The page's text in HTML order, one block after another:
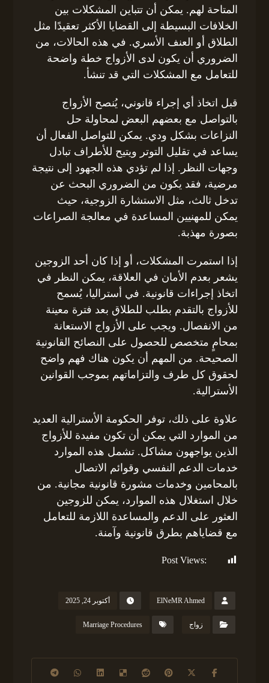
المتاحة لهم. يمكن أن تتباين المشكلات بين
الخلافات البسيطة إلى القضايا الأكثر تعقيدًا مثل
الطلاق أو العنف الأسري. في هذه الحالات، من
الضروري أن يكون لدى الأزواج خطة واضحة
للتعامل مع المشكلات التي قد تنشأ.
قبل اتخاذ أي إجراء قانوني، يُنصح الأزواج
بالتواصل مع بعضهم البعض لمحاولة حل
النزاعات بشكل ودي. يمكن للتواصل الفعال أن
يساعد في تقليل التوتر ويتيح للأطراف تبادل
وجهات النظر. إذا لم تؤدي هذه الجهود إلى نتيجة
مرضية، فقد يكون من الضروري البحث عن
تدخل ثالث، مثل الاستشارة الزوجية، حيث
يمكن للمهنيين المساعدة في معالجة الصراعات
بصورة مهذبة.
إذا استمرت المشكلات، أو إذا كان أحد الزوجين
يشعر بعدم الأمان في العلاقة، يمكن النظر في
اتخاذ إجراءات قانونية. في أستراليا، يُسمح
للأزواج بالتقدم بطلب للطلاق بعد فترة معينة
من الانفصال. ويجب على الأزواج الاستعانة
بمحامٍ متخصص للحصول على النصائح القانونية
الصحيحة. من المهم أن يكون هناك فهم واضح
لحقوق كل طرف والتزاماتهم بموجب القوانين
الأسترالية.
علاوة على ذلك، توفر الحكومة الأسترالية العديد
من الموارد التي يمكن أن تكون مفيدة للأزواج
الذين يواجهون مشاكل. تشمل هذه الموارد
خدمات الدعم النفسي وقوائم الاتصال
بالمحامين وخدمات مشورة قانونية مجانية. من
خلال استغلال هذه الموارد، يمكن للزوجين
العثور على الدعم والمساعدة اللازمة للتعامل
مع قضاياهم بطرق قانونية وآمنة.
Post Views:
ElNeMR Ahmed أكتوبر 24, 2025
زواج Marriage Procedures